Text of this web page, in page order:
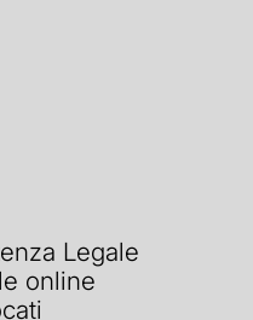
Legale
online